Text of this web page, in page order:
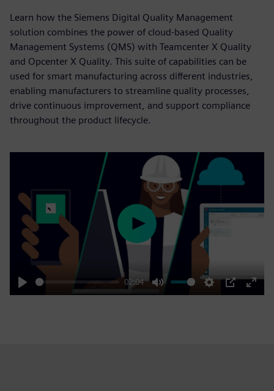
Learn how the Siemens Digital Quality Management
solution combines the power of cloud-based Quality
Management Systems (QMS) with Teamcenter X Quality
and Opcenter X Quality. This suite of capabilities can be
used for smart manufacturing across different industries,
enabling manufacturers to streamline quality processes,
drive continuous improvement, and support compliance
throughout the product lifecycle.
Play
02:04
Mute Settings
PIP
Enter
Play